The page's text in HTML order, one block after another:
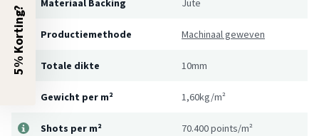
Productiemethode Machinaal geweven
Totale dikte 10mm
Gewicht per m² 1,60kg/m²
Shots per m² 70.400 points/m²
5% Korting?